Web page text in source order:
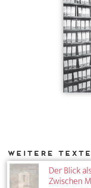
Der Blick
Zwischen